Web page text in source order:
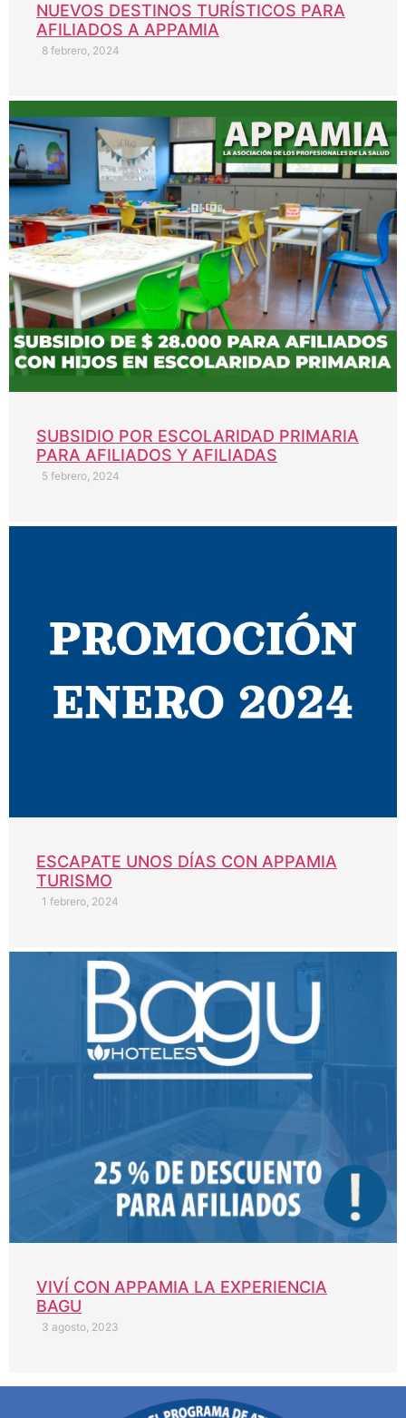
NUEVOS DESTINOS TURÍSTICOS PARA
AFILIADOS A APPAMIA
8 febrero, 2024
SUBSIDIO POR ESCOLARIDAD PRIMARIA
PARA AFILIADOS Y AFILIADAS
5 febrero, 2024
ESCAPATE UNOS DÍAS CON APPAMIA
TURISMO
1 febrero, 2024
VIVÍ CON APPAMIA LA EXPERIENCIA
BAGU
3 agosto, 2023